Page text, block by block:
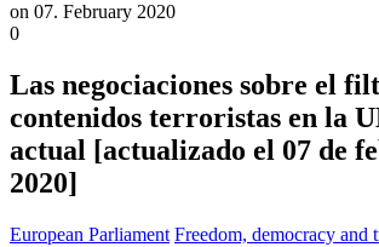
on 07. February 2020
0
Las negociaciones sobre el
contenidos terroristas en la
actual [actualizado el 07 de
2020]
European Parliament Freedom, democracy and